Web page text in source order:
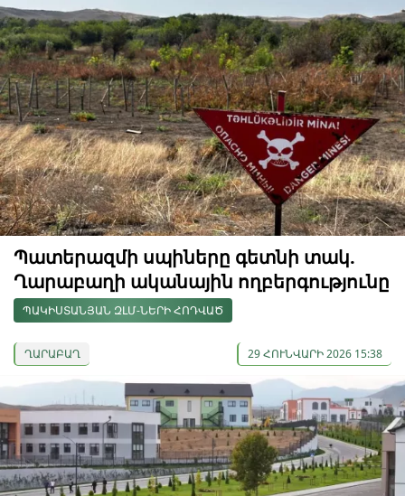
Պատերազմի սպիները գետնի տակ.
Ղարաբաղի ականային ողբերգությունը
ՊԱԿԻՍՏԱՆՅԱՆ ԶԼՄ-ՆԵՐԻ ՀՈԴՎԱԾ
ՂԱՐԱԲԱՂ 29 ՀՈՒՆՎԱՐԻ 2026 15:38